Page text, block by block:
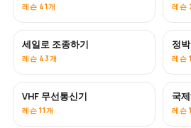
레슨 41개 레슨
세일로 조종하기
레슨 43개
정박
레슨
VHF 무선통신기
레슨 11개
국
레슨